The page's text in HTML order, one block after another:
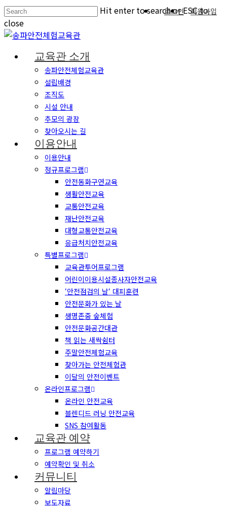
Hit enter to search or ESC to
close
교육관 소개
송파안전체험교육관
설립배경
조직도
시설 안내
추모의 광장
찾아오시는 길
이용안내
이용안내
정규프로그램
안전동화구연교육
생활안전교육
교통안전교육
재난안전교육
대형교통안전교육
응급처치안전교육
특별프로그램
교육관투어프로그램
어린이이용시설종사자안전교육
‘안전점검의 날‘ 대피훈련
안전문화가 있는 날
생명존중 숲체험
안전문화공간대관
책 읽는 새싹쉼터
주말안전체험교육
찾아가는 안전체험관
이달의 안전이벤트
온라인프로그램
온라인 안전교육
블렌디드 러닝 안전교육
SNS 참여활동
교육관 예약
프로그램 예약하기
예약확인 및 취소
커뮤니티
알림마당
보도자료
로그인 회원가입